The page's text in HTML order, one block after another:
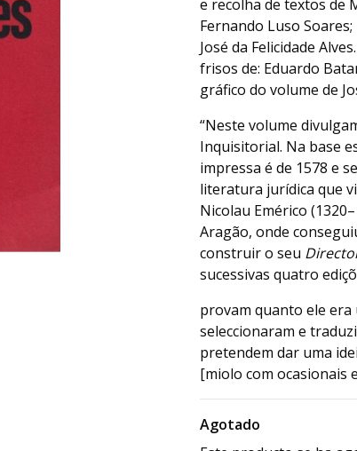
e recolha de textos de
Fernando Luso
José da Felicidade
frisos de: Eduardo
gráfico do volume de
“Neste volume
Inquisitorial. Na base
impressa é de 1578 e
literatura jurídica que
Nicolau Emérico
Aragão, onde
construir o seu
sucessivas quatro
provam quanto ele era
seleccionaram e
pretendem dar uma
[miolo com ocasionais
Agotado